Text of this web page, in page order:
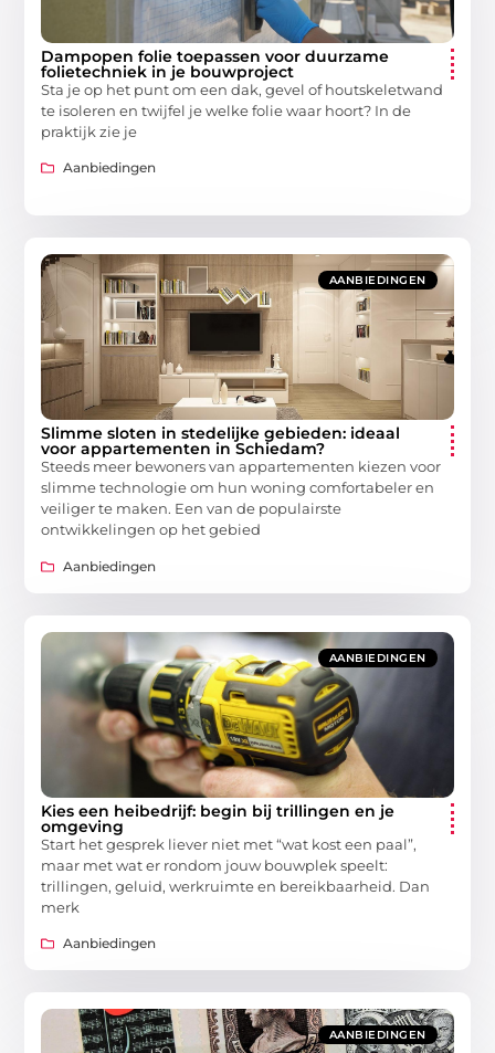
Dampopen folie toepassen voor duurzame
folietechniek in je bouwproject
Sta je op het punt om een dak, gevel of houtskeletwand
te isoleren en twijfel je welke folie waar hoort? In de
praktijk zie je
Aanbiedingen
AANBIEDINGEN
Slimme sloten in stedelijke gebieden: ideaal
voor appartementen in Schiedam?
Steeds meer bewoners van appartementen kiezen voor
slimme technologie om hun woning comfortabeler en
veiliger te maken. Een van de populairste
ontwikkelingen op het gebied
Aanbiedingen
AANBIEDINGEN
Kies een heibedrijf: begin bij trillingen en je
omgeving
Start het gesprek liever niet met “wat kost een paal”,
maar met wat er rondom jouw bouwplek speelt:
trillingen, geluid, werkruimte en bereikbaarheid. Dan
merk
Aanbiedingen
AANBIEDINGEN